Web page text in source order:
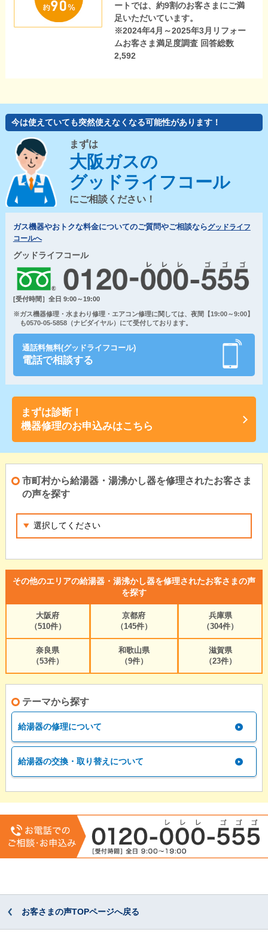
ートでは、約9割のお客さまにご満
足いただいています。
※2024年4月～2025年3月リフォー
ムお客さま満足度調査 回答総数
2,592
今は使えていても突然使えなくなる可能性があります！
まずは
大阪ガスの
グッドライフコール
にご相談ください！
ガス機器やおトクな料金についてのご質問やご相談ならグッドライフ
コールへ
グッドライフコール
[受付時間］全日 9:00～19:00
※ガス機器修理・水まわり修理・エアコン修理に関しては、夜間【19:00～9:00】
も0570-05-5858（ナビダイヤル）にて受付しております。
通話料無料(グッドライフコール)
電話で相談する
まずは診断！
機器修理のお申込みはこちら
市町村から給湯器・湯沸かし器を修理されたお客さま
の声を探す
その他のエリアの給湯器・湯沸かし器を修理されたお客さまの声
を探す
大阪府
（510件）
京都府
（145件）
兵庫県
（304件）
奈良県
（53件）
和歌山県
（9件）
滋賀県
（23件）
テーマから探す
給湯器の修理について
給湯器の交換・取り替えについて
お客さまの声TOPページへ戻る